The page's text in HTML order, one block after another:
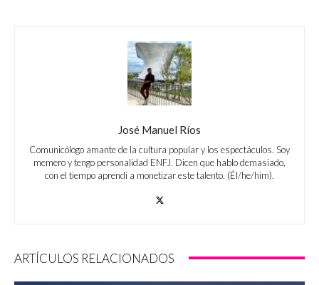
José Manuel Ríos
Comunicólogo amante de la cultura popular y los espectáculos. Soy
memero y tengo personalidad ENFJ. Dicen que hablo demasiado,
con el tiempo aprendí a monetizar este talento. (Él/he/him).
ARTÍCULOS RELACIONADOS